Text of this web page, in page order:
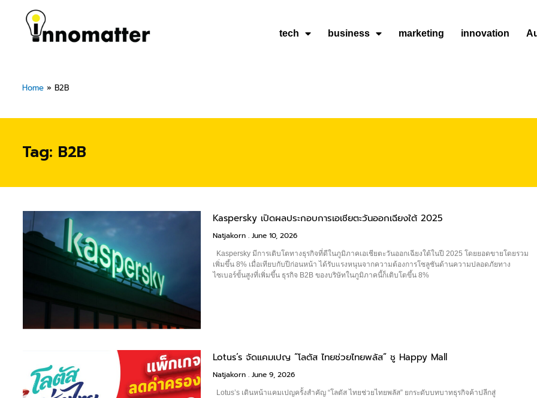
content
tech business marketing innovation
Home» B2B
Tag: B2B
Kaspersky เปิดผลประกอบการเอเชียตะวันออกเฉียงใต้ 2025
Natjakorn June 10, 2026
Kaspersky มีการเติบโตทางธุรกิจที่ดีในภูมิภาคเอเชียตะวันออกเฉียงใต้ในปี 2025 โดยยอดขายโดยรวม
เพิ่มขึ้น 8% เมื่อเทียบกับปีก่อนหน้า ได้รับแรงหนุนจากความต้องการโซลูชันด้านความปลอดภัยทาง
ไซเบอร์ขั้นสูงที่เพิ่มขึ้น ธุรกิจ B2B ของบริษัทในภูมิภาคนี้ก็เติบโตขึ้น 8%
Lotus’s จัดแคมเปญ “โลตัส ไทยช่วยไทยพลัส” ชู Happy Mall
Natjakorn June 9, 2026
Lotus’s เดินหน้าแคมเปญครั้งสำคัญ “โลตัส ไทยช่วยไทยพลัส” ยกระดับบทบาทธุรกิจค้าปลีกสู่